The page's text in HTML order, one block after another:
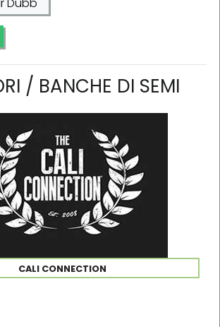
/ BANCHE DI SEMI
CALI CONNECTION